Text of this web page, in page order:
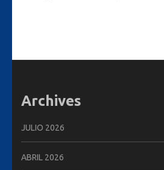
Archives
JULIO 2026
ABRIL 2026